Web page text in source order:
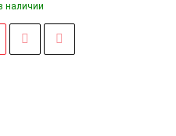
наличии